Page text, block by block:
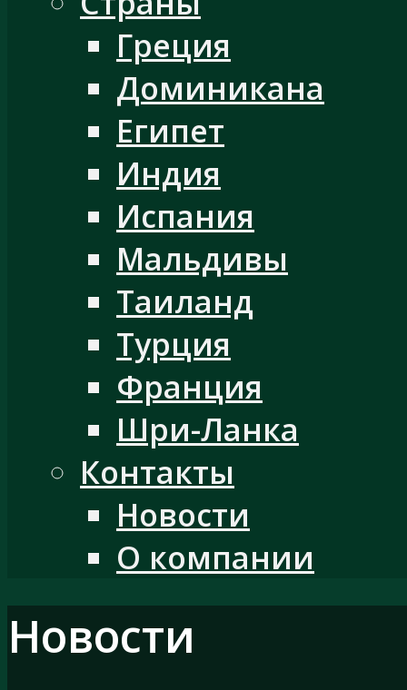
Греция
Доминикана
Египет
Индия
Испания
Мальдивы
Таиланд
Турция
Франция
Шри-Ланка
Контакты
Новости
О компании
Новости